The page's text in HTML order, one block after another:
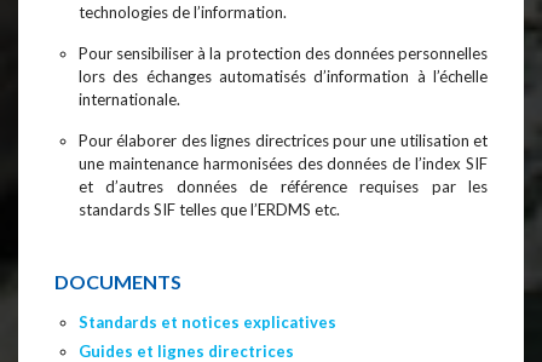
technologies de l’information.
Pour sensibiliser à la protection des données personnelles
lors des échanges automatisés d’information à l’échelle
internationale.
Pour élaborer des lignes directrices pour une utilisation et
une maintenance harmonisées des données de l’index SIF
et d’autres données de référence requises par les
standards SIF telles que l’ERDMS etc.
DOCUMENTS
Standards et notices explicatives
Guides et lignes directrices